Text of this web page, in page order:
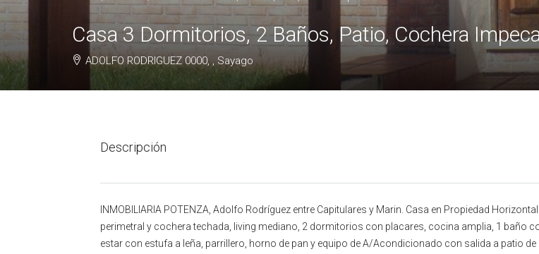
Casa 3 Dormitorios, 2 Baños, Patio, Cochera
ADOLFO RODRIGUEZ 0000, , Sayago
Descripción
INMOBILIARIA POTENZA, Adolfo Rodríguez entre Capitulares y Marin. Casa en Propiedad
perimetral y cochera techada, living mediano, 2 dormitorios con placares, cocina amplia, 1 baño
estar con estufa a leña, parrillero, horno de pan y equipo de A/Acondicionado con salida a patio